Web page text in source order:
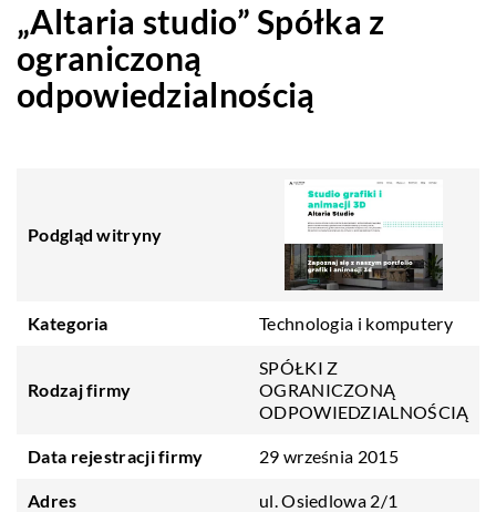
„Altaria studio” Spółka z
ograniczoną
odpowiedzialnością
Podgląd witryny
Kategoria Technologia i komputery
Rodzaj firmy
SPÓŁKI Z
OGRANICZONĄ
ODPOWIEDZIALNOŚCIĄ
Data rejestracji firmy 29 września 2015
Adres ul. Osiedlowa 2/1